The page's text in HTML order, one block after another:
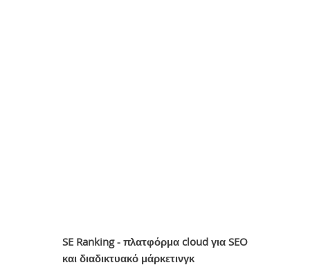
SE Ranking - πλατφόρμα cloud για SEO
και διαδικτυακό μάρκετινγκ